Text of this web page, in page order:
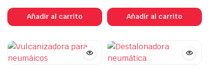
Añadir al carrito Añadir al carrito